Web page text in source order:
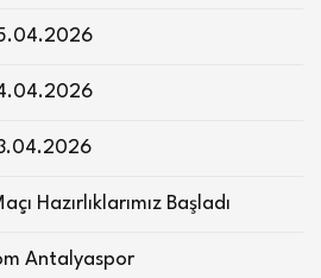
Hazırlıklarımız Başladı
Antalyaspor